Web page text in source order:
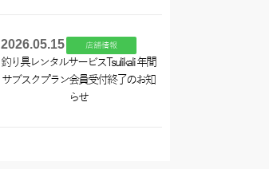
2026.05.15 店舗情報
釣り具レンタルサービスTsulikali 年間
サブスクプラン会員受付終了のお知
らせ